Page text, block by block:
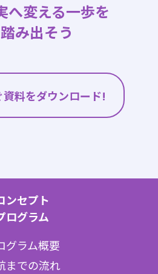
へ変える一歩を
み出そう
資料をダウンロード!
ンセプト
ログラム
グラム概要
までの流れ